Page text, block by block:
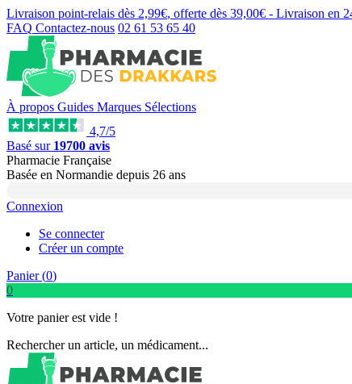
Livraison point-relais dès 2,99€, offerte dès 39,00€ - Livraison en
FAQ Contactez-nous 02 61 53 65 40
À propos Guides Marques Sélections
4,7/5
Basé sur 19700 avis
Pharmacie Française
Basée en Normandie depuis 26 ans
Connexion
Se connecter
Créer un compte
Panier (0)
0
Votre panier est vide !
Rechercher un article, un médicament...